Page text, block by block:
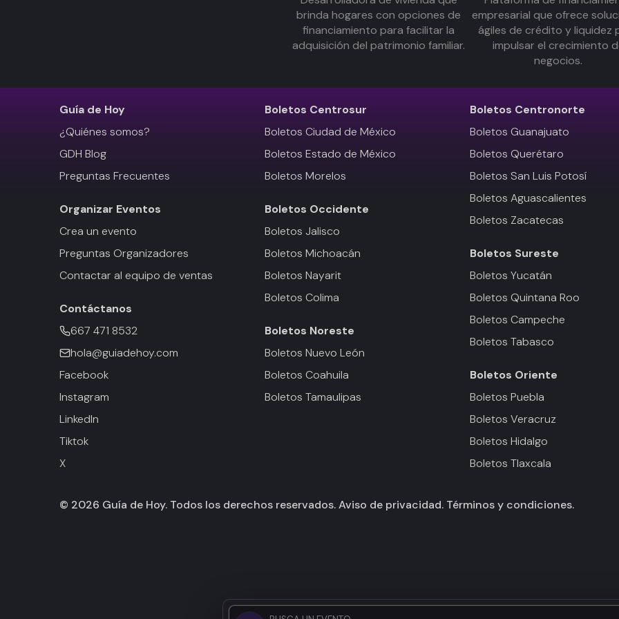
brinda hogares con opciones de
financiamiento para facilitar la
adquisición del patrimonio familiar.
empresarial que ofrece
ágiles de crédito y liquidez
impulsar el crecimiento
negocios.
Guía de Hoy
¿Quiénes somos?
GDH Blog
Preguntas Frecuentes
Organizar Eventos
Crea un evento
Preguntas Organizadores
Contactar al equipo de ventas
Contáctanos
667 471 8532
hola@guiadehoy.com
Facebook
Instagram
LinkedIn
Tiktok
X
Boletos Centrosur
Boletos Ciudad de México
Boletos Estado de México
Boletos Morelos
Boletos Occidente
Boletos Jalisco
Boletos Michoacán
Boletos Nayarit
Boletos Colima
Boletos Noreste
Boletos Nuevo León
Boletos Coahuila
Boletos Tamaulipas
Boletos Centronorte
Boletos Guanajuato
Boletos Querétaro
Boletos San Luis Potosí
Boletos Aguascalientes
Boletos Zacatecas
Boletos Sureste
Boletos Yucatán
Boletos Quintana Roo
Boletos Campeche
Boletos Tabasco
Boletos Oriente
Boletos Puebla
Boletos Veracruz
Boletos Hidalgo
Boletos Tlaxcala
© 2026 Guía de Hoy. Todos los derechos reservados.Aviso de privacidad. Términos y condiciones.